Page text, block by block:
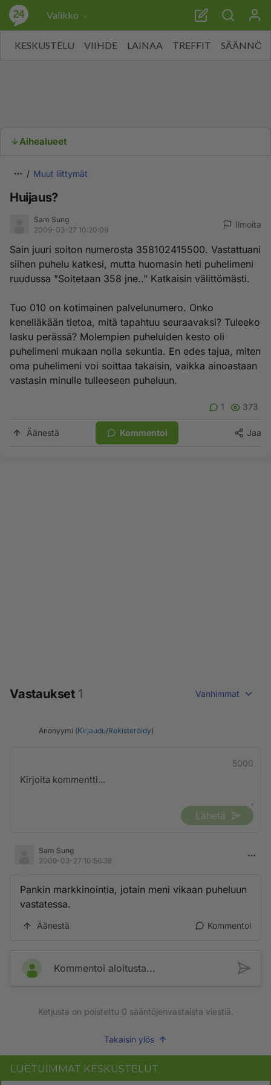
Valikko
KESKUSTELU VIIHDE LAINAA TREFFIT SÄÄNNÖT
Aihealueet
Muut liittymät
Huijaus?
Sam Sung
2009-03-27 10:20:09
Ilmoita
Sain juuri soiton numerosta 358102415500. Vastattuani
siihen puhelu katkesi, mutta huomasin heti puhelimeni
ruudussa "Soitetaan 358 jne.." Katkaisin välittömästi.
Tuo 010 on kotimainen palvelunumero. Onko
kenelläkään tietoa, mitä tapahtuu seuraavaksi? Tuleeko
lasku perässä? Molempien puheluiden kesto oli
puhelimeni mukaan nolla sekuntia. En edes tajua, miten
oma puhelimeni voi soittaa takaisin, vaikka ainoastaan
vastasin minulle tulleeseen puheluun.
1 373
Äänestä Kommentoi Jaa
Vastaukset 1 Vanhimmat
Anonyymi (Kirjaudu/Rekisteröidy)
5000
Lähetä
Sam Sung
2009-03-27 10:56:38
Pankin markkinointia, jotain meni vikaan puheluun
vastatessa.
Äänestä Kommentoi
Kommentoi aloitusta...
Ketjusta on poistettu 0 sääntöjenvastaista viestiä.
Takaisin ylös
LUETUIMMAT KESKUSTELUT